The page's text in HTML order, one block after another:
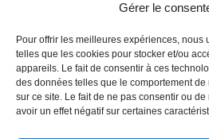
Gérer le
Pour offrir les meilleures expériences, nous
telles que les cookies pour stocker et/ou
appareils. Le fait de consentir à ces
des données telles que le comportement
sur ce site. Le fait de ne pas consentir ou
avoir un effet négatif sur certaines
© ALL RIGHTS RESERVED.
ÉDITIONS